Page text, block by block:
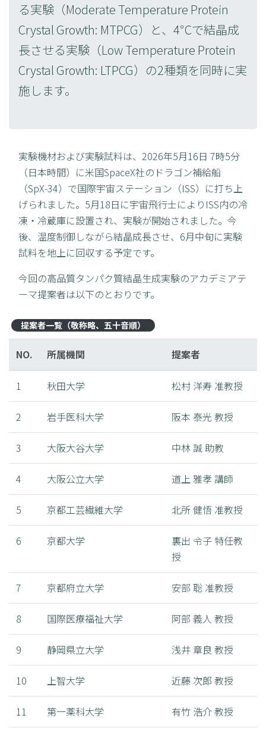
る実験（Moderate Temperature Protein
Crystal Growth: MTPCG）と、4℃で結晶成
長させる実験（Low Temperature Protein
Crystal Growth: LTPCG）の2種類を同時に実
施します。
実験機材および実験試料は、2026年5月16日 7時5分
（日本時間）に米国SpaceX社のドラゴン補給船
（SpX-34）で国際宇宙ステーション（ISS）に打ち上
げられました。5月18日に宇宙飛行士によりISS内の冷
凍・冷蔵庫に設置され、実験が開始されました。今
後、温度制御しながら結晶成長させ、6月中旬に実験
試料を地上に回収する予定です。
今回の高品質タンパク質結晶生成実験のアカデミアテ
ーマ提案者は以下のとおりです。
提案者一覧（敬称略、五十音順）
NO. 所属機関 提案者
1 秋田大学 松村 洋寿 准教授
2 岩手医科大学 阪本 泰光 教授
3 大阪大谷大学 中林 誠 助教
4 大阪公立大学 道上 雅孝 講師
5 京都工芸繊維大学 北所 健悟 准教授
6 京都大学
裏出 令子 特任教
授
7 京都府立大学 安部 聡 准教授
8 国際医療福祉大学 阿部 義人 教授
9 静岡県立大学 浅井 章良 教授
10 上智大学 近藤 次郎 教授
11 第一薬科大学 有竹 浩介 教授